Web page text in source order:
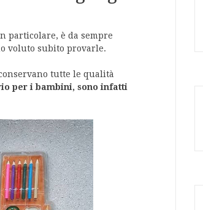
particolare, è da sempre
voluto subito provarle.
tutte le qualità
per i bambini, sono infatti